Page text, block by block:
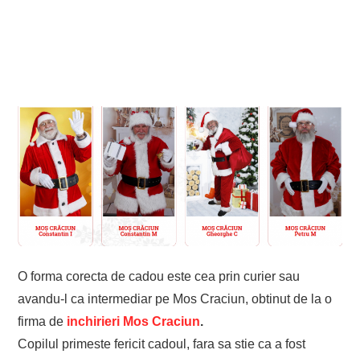
O forma corecta de cadou este cea prin curier sau
avandu-l ca intermediar pe Mos Craciun, obtinut de la o
firma de inchirieri Mos Craciun.
Copilul primeste fericit cadoul, fara sa stie ca a fost